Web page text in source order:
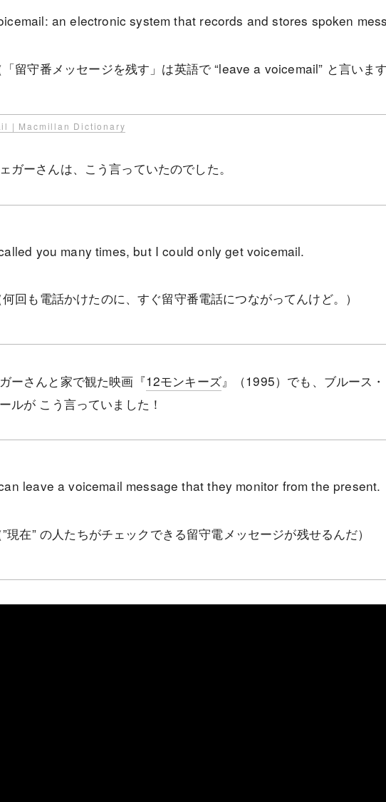
an electronic system that records and stores spoken
「留守番メッセージを残す」は英語で “leave a voicemail” と言います
| Macmillan Dictionary
ガーさんは、こう言っていたのでした。
you many times, but I could only get voicemail.
何回も電話かけたのに、すぐ留守番電話につながってんけど。）
ーさんと家で観た映画『12モンキーズ』（1995）でも、ブルース
ルが こう言っていました！
leave a voicemail message that they monitor from the present.
”現在” の人たちがチェックできる留守電メッセージが残せるんだ）